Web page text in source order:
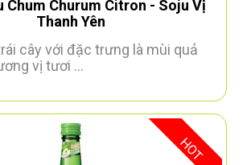
Chum Churum Citron - Soju Vị
Thanh Yên
cây với đặc trưng là mùi quả
vị tươi ...
HOT